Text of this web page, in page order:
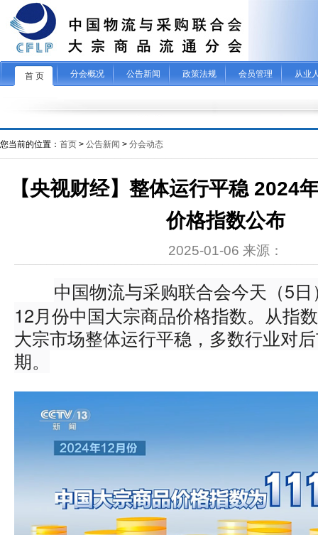
首 页 分会概况 公告新闻 政策法规 会员管理 从业
您当前的位置： 首页 > 公告新闻 > 分会动态
【央视财经】整体运行平稳 2024
价格指数公布
2025-01-06 来源：
中国物流与采购联合会今天（5
12月份中国大宗商品价格指数。从指
大宗市场整体运行平稳，多数行业对
期。